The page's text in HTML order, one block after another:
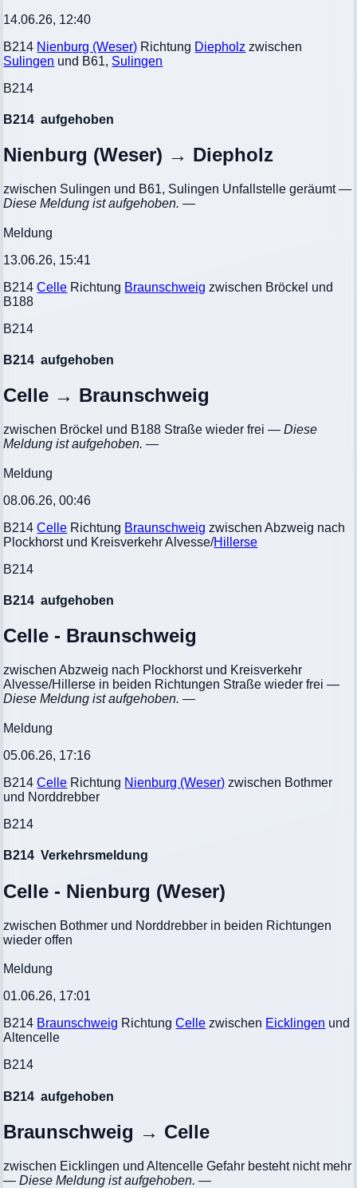
14.06.26, 12:40
B214 Nienburg (Weser) Richtung Diepholz zwischen
Sulingen und B61, Sulingen
B214
B214 aufgehoben
Nienburg (Weser) → Diepholz
zwischen Sulingen und B61, Sulingen Unfallstelle geräumt—
Diese Meldung ist aufgehoben. —
Meldung
13.06.26, 15:41
B214Celle Richtung Braunschweig zwischen Bröckel und
B188
B214
B214 aufgehoben
Celle → Braunschweig
zwischen Bröckel und B188 Straße wieder frei— Diese
Meldung ist aufgehoben. —
Meldung
08.06.26, 00:46
B214Celle Richtung Braunschweig zwischen Abzweig nach
Plockhorst und Kreisverkehr Alvesse/Hillerse
B214
B214 aufgehoben
Celle - Braunschweig
zwischen Abzweig nach Plockhorst und Kreisverkehr
Alvesse/Hillerse in beiden Richtungen Straße wieder frei—
Diese Meldung ist aufgehoben. —
Meldung
05.06.26, 17:16
B214Celle Richtung Nienburg (Weser) zwischen Bothmer
und Norddrebber
B214
B214 Verkehrsmeldung
Celle - Nienburg (Weser)
zwischen Bothmer und Norddrebber in beiden Richtungen
wieder offen
Meldung
01.06.26, 17:01
B214 Braunschweig RichtungCelle zwischen Eicklingen und
Altencelle
B214
B214 aufgehoben
Braunschweig → Celle
zwischen Eicklingen und Altencelle Gefahr besteht nicht mehr
— Diese Meldung ist aufgehoben. —